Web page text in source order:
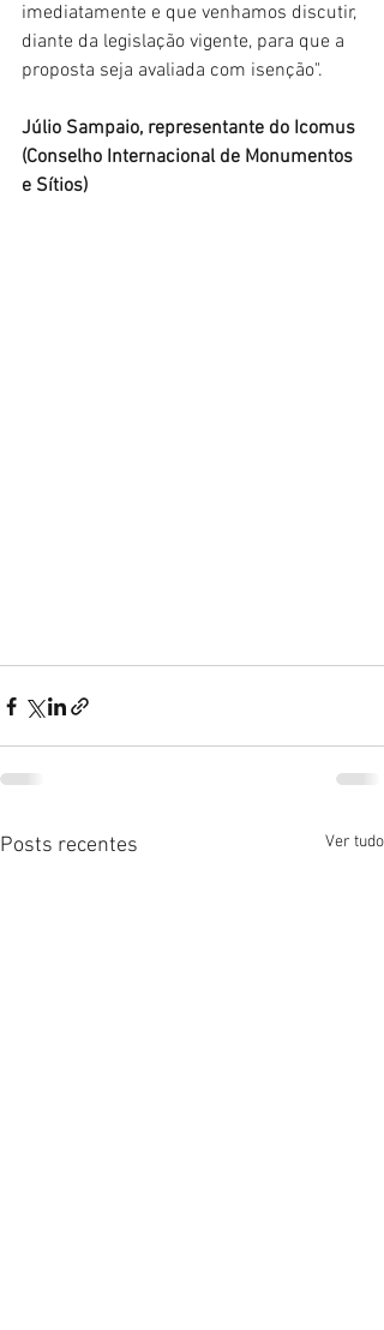
imediatamente e que venhamos discutir,
diante da legislação vigente, para que a
proposta seja avaliada com isenção".
Júlio Sampaio, representante do Icomus
(Conselho Internacional de Monumentos
e Sítios)
Posts recentes Ver tudo